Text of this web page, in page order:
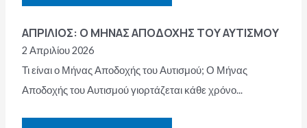
ΑΠΡΙΛΙΟΣ: Ο ΜΗΝΑΣ ΑΠΟΔΟΧΗΣ ΤΟΥ ΑΥΤΙΣΜΟΥ
2 Απριλίου 2026
Τι είναι ο Μήνας Αποδοχής του Αυτισμού; Ο Μήνας
Αποδοχής του Αυτισμού γιορτάζεται κάθε χρόνο...